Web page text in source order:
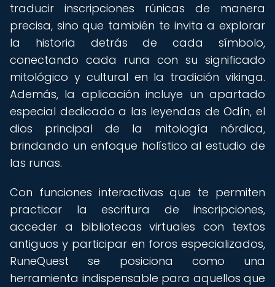
traducir inscripciones rúnicas de manera
precisa, sino que también te invita a explorar
la historia detrás de cada símbolo,
conectando cada runa con su significado
mitológico y cultural en la tradición vikinga.
Además, la aplicación incluye un apartado
especial dedicado a las leyendas de Odín, el
dios principal de la mitología nórdica,
brindando un enfoque holístico al estudio de
las runas.
Con funciones interactivas que te permiten
practicar la escritura de inscripciones,
acceder a bibliotecas virtuales con textos
antiguos y participar en foros especializados,
RuneQuest se posiciona como una
herramienta indispensable para aquellos que